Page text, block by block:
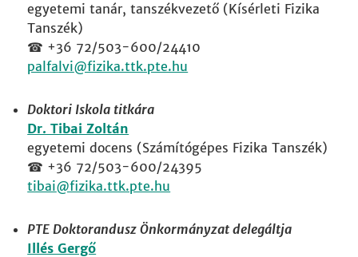
egyetemi tanár, tanszékvezető (Kísérleti Fizika
Tanszék)
☎ +36 72/503-600/24410
palfalvi
Doktori Iskola titkára
Dr. Tibai Zoltán
egyetemi docens (Számítógépes Fizika Tanszék)
☎ +36 72/503-600/24395
tibai
PTE Doktorandusz Önkormányzat delegáltja
Illés Gergő